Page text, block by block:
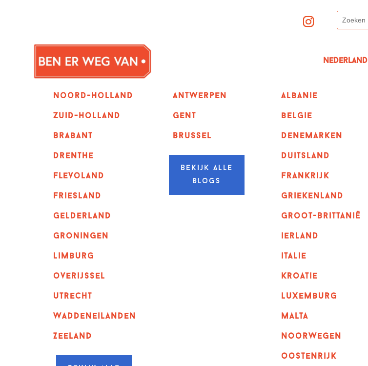
Nederland
Noord-holland
zuid-holland
Brabant
Drenthe
Flevoland
Friesland
Gelderland
Groningen
Limburg
overijssel
utrecht
Waddeneilanden
Zeeland
Antwerpen
GENT
Brussel
Bekijk alle
blogs
albanie
belgie
denemarken
duitsland
frankrijk
griekenland
Groot-Brittanië
ierland
italie
kroatie
luxemburg
malta
noorwegen
oostenrijk